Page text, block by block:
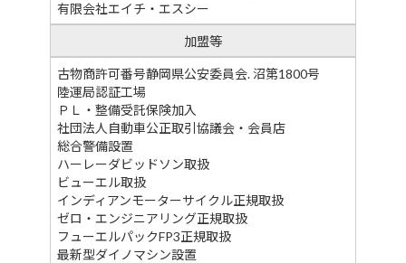
有限会社エイチ・エスシー
加盟等
古物商許可番号静岡県公安委員会. 沼第1800号
陸運局認証工場
ＰＬ・整備受託保険加入
社団法人自動車公正取引協議会・会員店
総合警備設置
ハーレーダビッドソン取扱
ビューエル取扱
インディアンモーターサイクル正規取扱
ゼロ・エンジニアリング正規取扱
フューエルパックFP3正規取扱
最新型ダイノマシン設置